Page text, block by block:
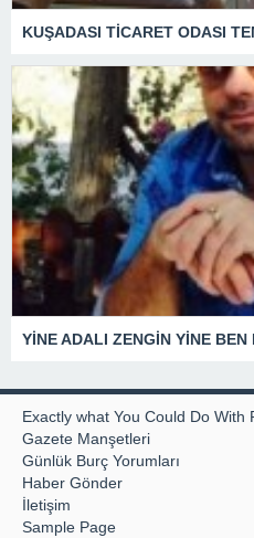
YİNE ADALI ZENGİN YİNE BEN
Exactly what You Could Do With
Gazete Manşetleri
Günlük Burç Yorumları
Haber Gönder
İletişim
Sample Page